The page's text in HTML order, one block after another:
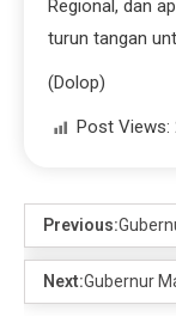
Regional, dan
turun tangan
(Dolop)
Post Views:
Previous:
Next:Gubernur